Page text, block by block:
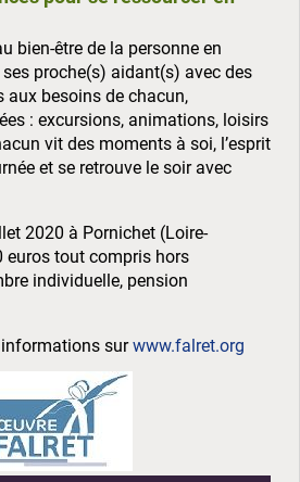
bien-être de la personne en
proche(s) aidant(s) avec des
aux besoins de chacun,
: excursions, animations, loisirs
vit des moments à soi, l’esprit
et se retrouve le soir avec
2020 à Pornichet (Loire-
euros tout compris hors
individuelle, pension
informations surwww.falret.org